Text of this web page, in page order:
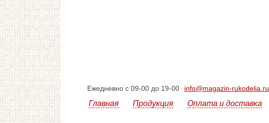
Ежедневно с 09-00 до 19-00 info@magazin-rukodelia.ru
Главная Продукция Оплата и доставка